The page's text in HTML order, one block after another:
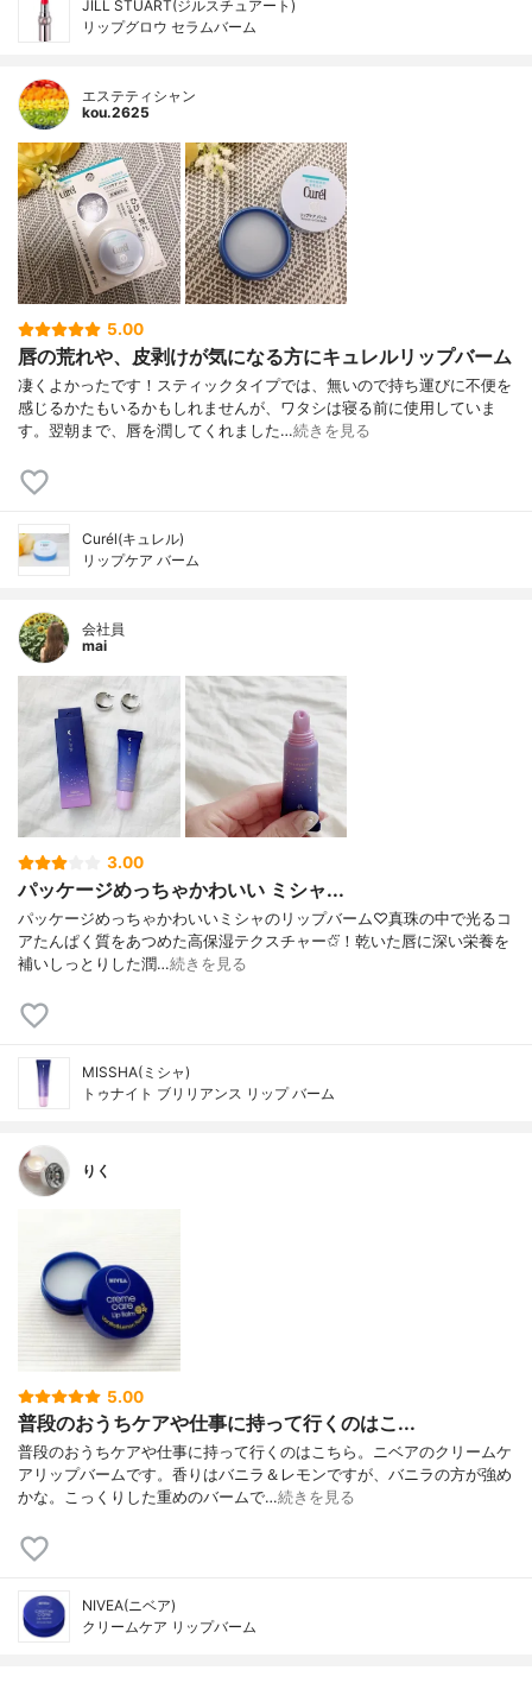
JILL STUART(ジルスチュアート)
リップグロウ セラムバーム
エステティシャン
kou.2625
5.00
唇の荒れや、皮剥けが気になる方にキュレルリップバーム
凄くよかったです！スティックタイプでは、無いので持ち運びに不便を
感じるかたもいるかもしれませんが、ワタシは寝る前に使用していま
す。翌朝まで、唇を潤してくれました…続きを見る
Curél(キュレル)
リップケア バーム
会社員
mai
3.00
パッケージめっちゃかわいい ミシャ...
パッケージめっちゃかわいいミシャのリップバーム♡真珠の中で光るコ
アたんぱく質をあつめた高保湿テクスチャー✩⃛！乾いた唇に深い栄養を
補いしっとりした潤…続きを見る
MISSHA(ミシャ)
トゥナイト ブリリアンス リップ バーム
りく
5.00
普段のおうちケアや仕事に持って行くのはこ...
普段のおうちケアや仕事に持って行くのはこちら。ニベアのクリームケ
アリップバームです。香りはバニラ＆レモンですが、バニラの方が強め
かな。こっくりした重めのバームで…続きを見る
NIVEA(ニベア)
クリームケア リップバーム